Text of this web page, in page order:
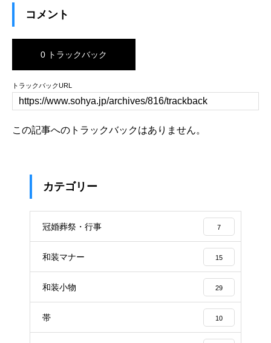
コメント
0 トラックバック
トラックバックURL
この記事へのトラックバックはありません。
カテゴリー
冠婚葬祭・行事 7
和装マナー 15
和装小物 29
帯 10